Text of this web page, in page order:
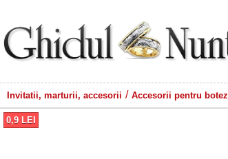
Invitatii, marturii, accesorii Accesorii pentru botez
0,9 LEI